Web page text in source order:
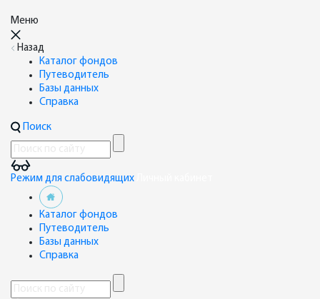
Меню
Назад
Каталог фондов
Путеводитель
Базы данных
Справка
Поиск
Режим для слабовидящих
Каталог фондов
Путеводитель
Базы данных
Справка